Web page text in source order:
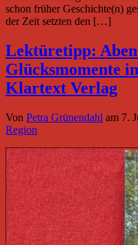
schon früher Geschichte(n)
der Zeit setzten den […]
Lektüretipp:
Glücksmomente
Klartext Verlag
Von Petra Grünendahl am 7.
Region